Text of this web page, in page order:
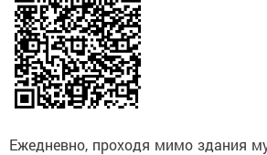
Ежедневно, проходя мимо здания